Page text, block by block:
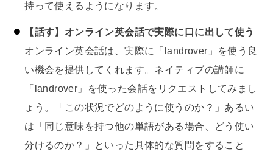
持って使えるようになります。
【話す】オンライン英会話で実際に口に出して使う
オンライン英会話は、実際に「landrover」を使う良
い機会を提供してくれます。ネイティブの講師に
「landrover」を使った会話をリクエストしてみまし
ょう。「この状況でどのように使うのか？」あるい
は「同じ意味を持つ他の単語がある場合、どう使い
分けるのか？」といった具体的な質問をすること